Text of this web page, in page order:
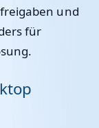
und
für